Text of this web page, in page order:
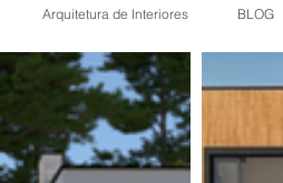
Arquitetura de Interiores BLOG